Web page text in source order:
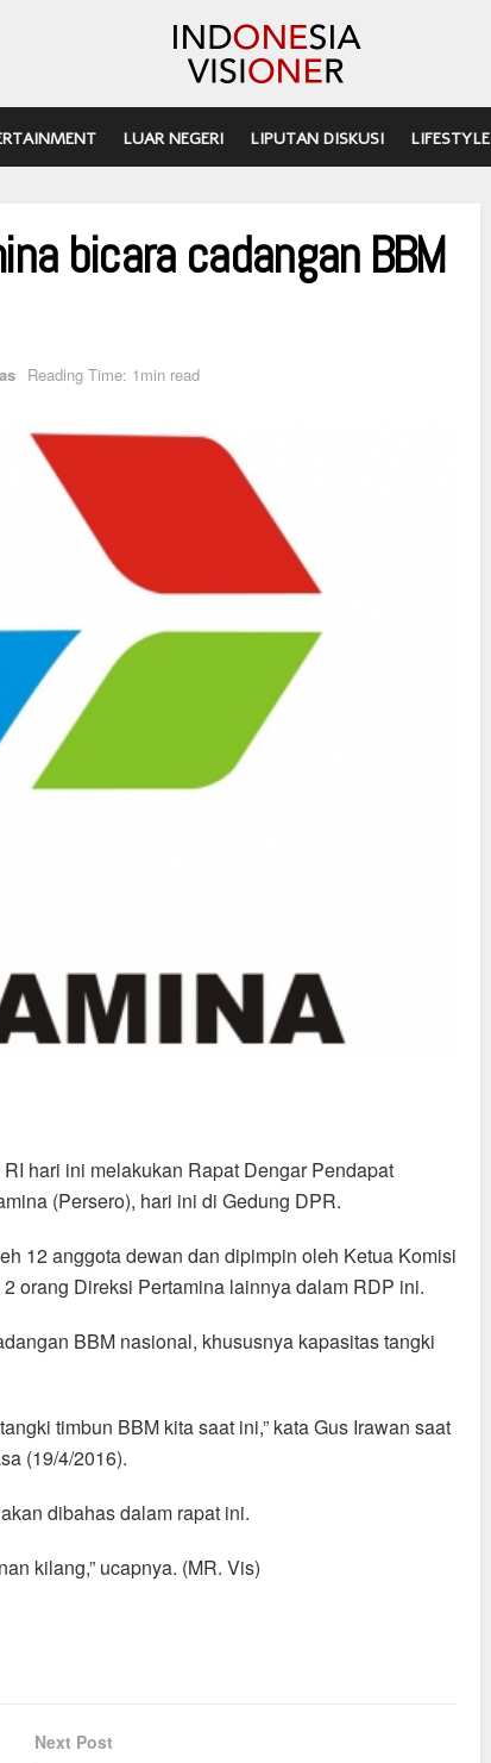
LUAR NEGERI LIPUTAN DISKUSI LIFESTYLE
bicara cadangan BBM
Reading Time: 1min read
hari ini melakukan Rapat Dengar Pendapat
(Persero), hari ini di Gedung DPR.
12 anggota dewan dan dipimpin oleh Ketua Komisi
orang Direksi Pertamina lainnya dalam RDP ini.
BBM nasional, khususnya kapasitas tangki
timbun BBM kita saat ini,” kata Gus Irawan saat
(19/4/2016).
dibahas dalam rapat ini.
kilang,” ucapnya. (MR. Vis)
Next Post